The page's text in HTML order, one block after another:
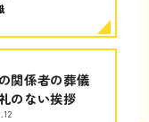
関係者の葬儀
のない挨拶